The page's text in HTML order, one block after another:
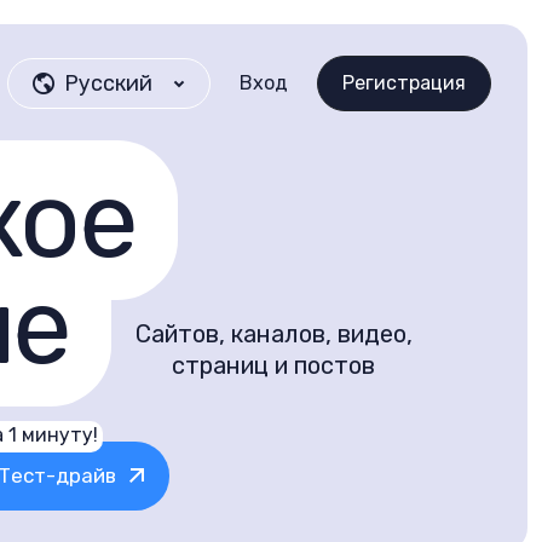
Русский Вход Регистрация
Сайтов, каналов, видео,
страниц и постов
1 минуту!
драйв